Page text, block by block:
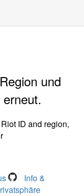
und
ID and region,
Info &